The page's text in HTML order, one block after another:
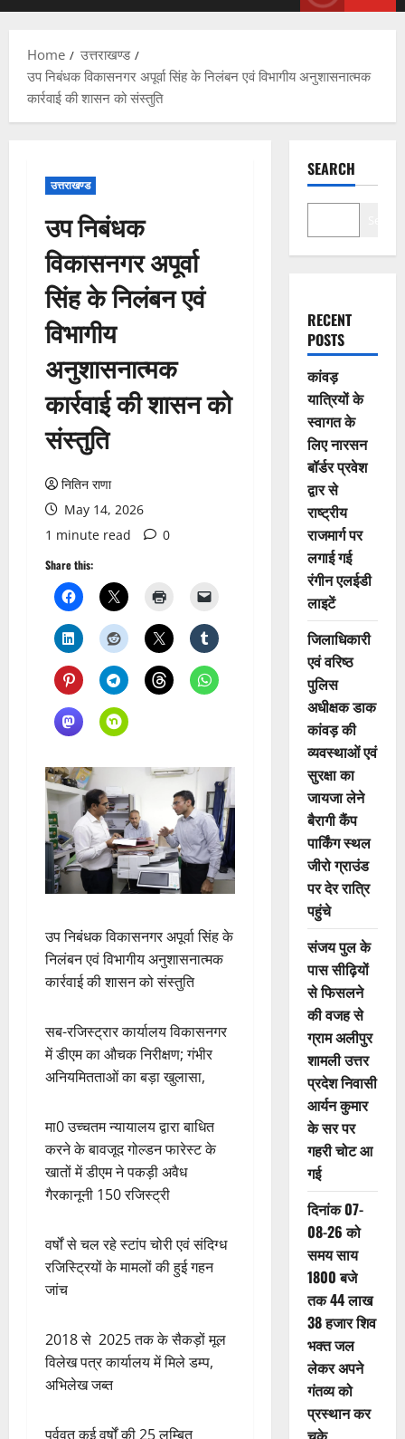
Home
उत्तराखण्ड
उप निबंधक विकासनगर अपूर्वा सिंह के निलंबन एवं विभागीय अनुशासनात्मक
कार्रवाई की शासन को संस्तुति
उत्तराखण्ड
उप निबंधक
विकासनगर अपूर्वा
सिंह के निलंबन एवं
विभागीय
अनुशासनात्मक
कार्रवाई की शासन को
संस्तुति
नितिन राणा
May 14, 2026
1 minute read
0
Share this:
उप निबंधक विकासनगर अपूर्वा सिंह के
निलंबन एवं विभागीय अनुशासनात्मक
कार्रवाई की शासन को संस्तुति
सब-रजिस्ट्रार कार्यालय विकासनगर
में डीएम का औचक निरीक्षण; गंभीर
अनियमितताओं का बड़ा खुलासा,
मा0 उच्चतम न्यायालय द्वारा बाधित
करने के बावजूद गोल्डन फारेस्ट के
खातों में डीएम ने पकड़ी अवैध
गैरकानूनी 150 रजिस्ट्री
वर्षों से चल रहे स्टांप चोरी एवं संदिग्ध
रजिस्ट्रियों के मामलों की हुई गहन
जांच
2018 से 2025 तक के सैकड़ों मूल
विलेख पत्र कार्यालय में मिले डम्प,
अभिलेख जब्त
पूर्ववत् कई वर्षों की 25 लम्बित
SEARCH
RECENT
POSTS
कांवड़
यात्रियों के
स्वागत के
लिए नारसन
बॉर्डर प्रवेश
द्वार से
राष्ट्रीय
राजमार्ग पर
लगाई गई
रंगीन एलईडी
लाइटें
जिलाधिकारी
एवं वरिष्ठ
पुलिस
अधीक्षक डाक
कांवड़ की
व्यवस्थाओं एवं
सुरक्षा का
जायजा लेने
बैरागी कैंप
पार्किंग स्थल
जीरो ग्राउंड
पर देर रात्रि
पहुंचे
संजय पुल के
पास सीढ़ियों
से फिसलने
की वजह से
ग्राम अलीपुर
शामली उत्तर
प्रदेश निवासी
आर्यन कुमार
के सर पर
गहरी चोट आ
गई
दिनांक 07-
08-26 को
समय साय
1800 बजे
तक 44 लाख
38 हजार शिव
भक्त जल
लेकर अपने
गंतव्य को
प्रस्थान कर